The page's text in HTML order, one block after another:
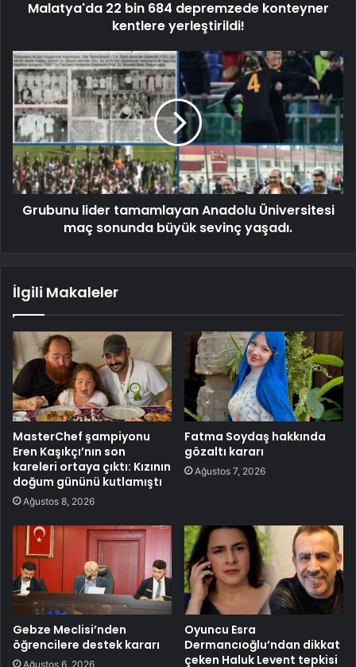
Malatya'da 22 bin 684 depremzede konteyner
kentlere yerleştirildi!
Grubunu lider tamamlayan Anadolu Üniversitesi
maç sonunda büyük sevinç yaşadı.
İlgili Makaleler
MasterChef şampiyonu
Eren Kaşıkçı’nın son
kareleri ortaya çıktı: Kızının
doğum gününü kutlamıştı
Ağustos 8, 2026
Fatma Soydaş hakkında
gözaltı kararı
Ağustos 7, 2026
Gebze Meclisi’nden
öğrencilere destek kararı
Ağustos 6, 2026
Oyuncu Esra
Dermancıoğlu’ndan dikkat
çeken Haluk Levent tepkisi